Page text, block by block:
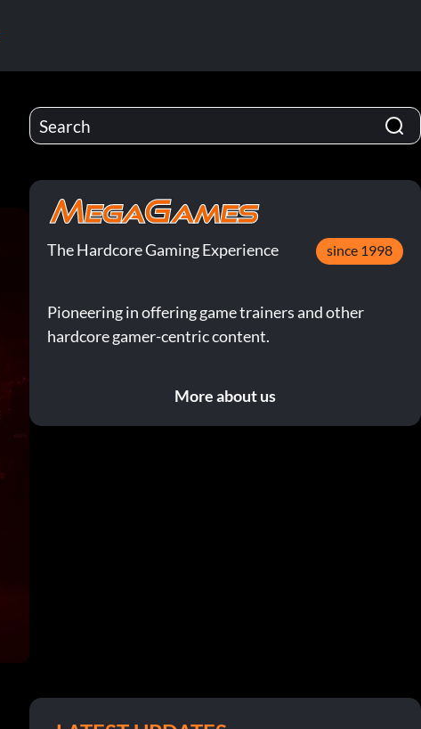
The Hardcore Gaming Experience since 1998
Pioneering in offering game trainers and other
hardcore gamer-centric content.
More about us